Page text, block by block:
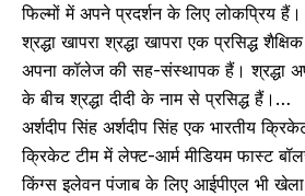
फिल्मों में अपने प्रदर्शन के लिए लोकप्रिय
श्रद्धा खापरा श्रद्धा खापरा एक प्रसिद्ध
अपना कॉलेज की सह-संस्थापक हैं। श्रद्धा
के बीच श्रद्धा दीदी के नाम से प्रसिद्ध हैं।…
अर्शदीप सिंह अर्शदीप सिंह एक भारतीय
क्रिकेट टीम में लेफ्ट-आर्म मीडियम फास्ट
किंग्स इलेवन पंजाब के लिए आईपीएल भी